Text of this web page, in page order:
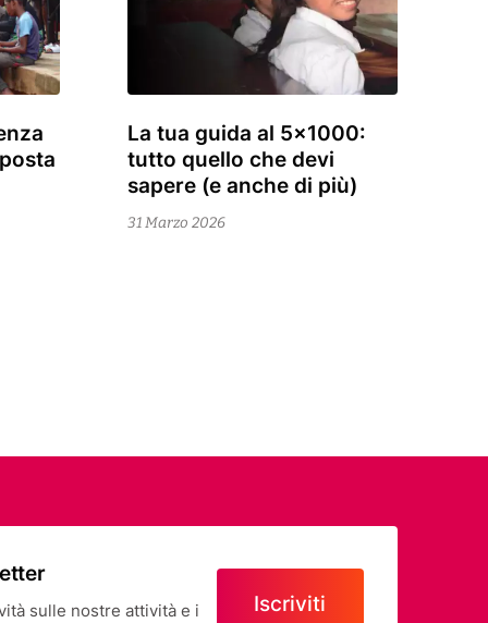
La tua guida al 5×1000:
tutto quello che devi
sapere (e anche di più)
31 Marzo 2026
13
Aprile
2026
sulle nostre attività e i Iscriviti